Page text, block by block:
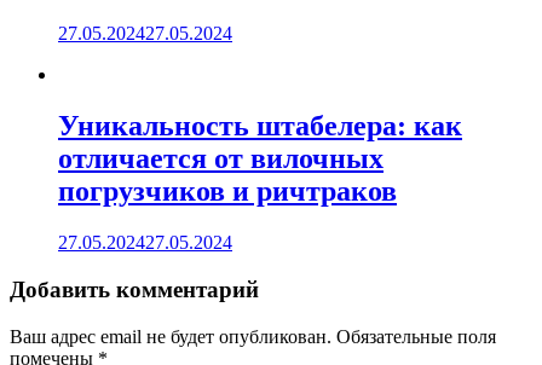
27.05.202427.05.2024
Уникальность штабелера: как
отличается от вилочных
погрузчиков и ричтраков
27.05.202427.05.2024
Добавить комментарий
Ваш адрес email не будет опубликован. Обязательные поля
помечены *